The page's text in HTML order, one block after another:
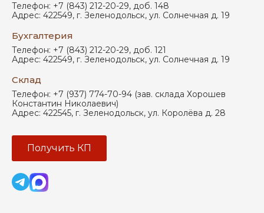
Телефон: +7 (843) 212-20-29, доб. 148
Адрес: 422549, г. Зеленодольск, ул. Солнечная д. 19
Бухгалтерия
Телефон: +7 (843) 212-20-29, доб. 121
Адрес: 422549, г. Зеленодольск, ул. Солнечная д. 19
Склад
Телефон: +7 (937) 774-70-94 (зав. склада Хорошев
Константин Николаевич)
Адрес: 422545, г. Зеленодольск, ул. Королёва д. 28
Получить КП